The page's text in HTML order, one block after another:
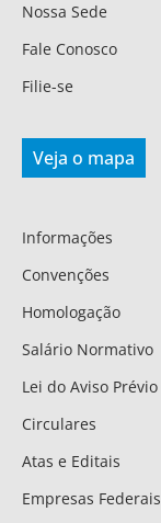
Nossa Sede
Fale Conosco
Filie-se
Veja o mapa
Informações
Convenções
Homologação
Salário Normativo
Lei do Aviso Prévio
Circulares
Atas e Editais
Empresas Federais